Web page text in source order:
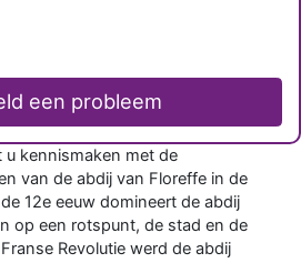
een probleem
u kennismaken met de
van de abdij van Floreffe in de
12e eeuw domineert de abdij
op een rotspunt, de stad en de
Revolutie werd de abdij